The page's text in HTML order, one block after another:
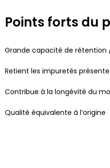
Points forts du
Grande capacité de
Retient les impuretés
Contribue à la longévité du
Qualité équivalente à l’origine